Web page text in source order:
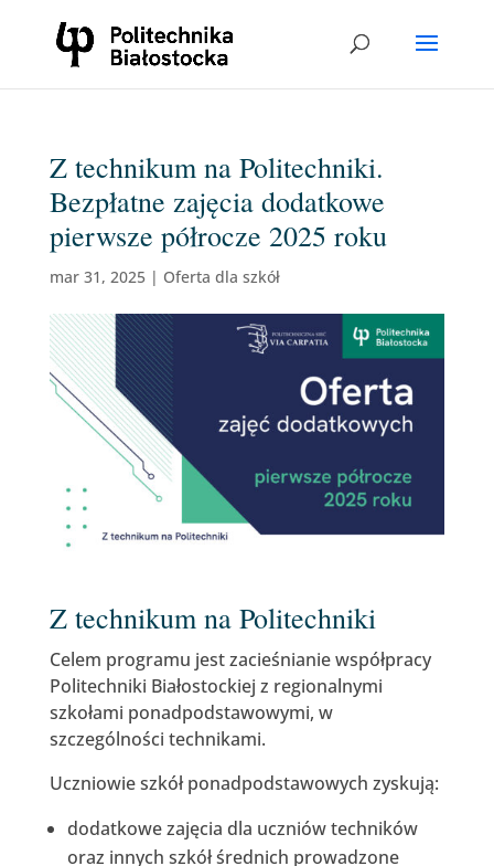
Z technikum na Politechniki.
Bezpłatne zajęcia dodatkowe
pierwsze półrocze 2025 roku
mar 31, 2025| Oferta dla szkół
Z technikum na Politechniki
Celem programu jest zacieśnianie współpracy
Politechniki Białostockiej z regionalnymi
szkołami ponadpodstawowymi, w
szczególności technikami.
Uczniowie szkół ponadpodstawowych zyskują:
dodatkowe zajęcia dla uczniów techników
oraz innych szkół średnich prowadzone